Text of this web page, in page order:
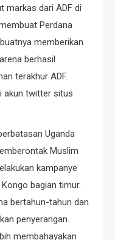
markas dari ADF di
Perdana
memberikan
berhasil
terakhur ADF.
akun twitter situs
Uganda
Muslim
kampanye
bagian timur.
bertahun-tahun dan
penyerangan.
membahayakan